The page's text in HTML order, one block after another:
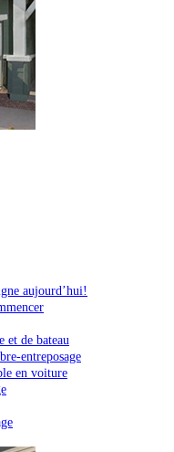
aujourd’hui!
et de bateau
entreposage
en voiture